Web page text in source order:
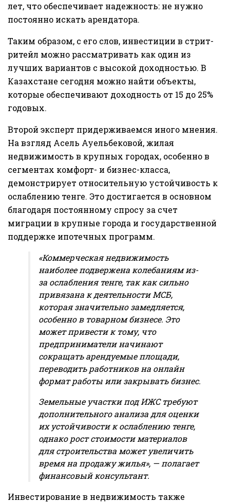
лет, что обеспечивает надежность: не нужно
постоянно искать арендатора.
Таким образом, с его слов, инвестиции в стрит-
ритейл можно рассматривать как один из
лучших вариантов с высокой доходностью. В
Казахстане сегодня можно найти объекты,
которые обеспечивают доходность от 15 до 25%
годовых.
Второй эксперт придерживаемся иного мнения.
На взгляд Асель Ауельбековой, жилая
недвижимость в крупных городах, особенно в
сегментах комфорт- и бизнес-класса,
демонстрирует относительную устойчивость к
ослаблению тенге. Это достигается в основном
благодаря постоянному спросу за счет
миграции в крупные города и государственной
поддержке ипотечных программ.
«Коммерческая недвижимость
наиболее подвержена колебаниям из-
за ослабления тенге, так как сильно
привязана к деятельности МСБ,
которая значительно замедляется,
особенно в товарном бизнесе. Это
может привести к тому, что
предприниматели начинают
сокращать арендуемые площади,
переводить работников на онлайн
формат работы или закрывать бизнес.
Земельные участки под ИЖС требуют
дополнительного анализа для оценки
их устойчивости к ослаблению тенге,
однако рост стоимости материалов
для строительства может увеличить
время на продажу жилья», — полагает
финансовый консультант.
Инвестирование в недвижимость также